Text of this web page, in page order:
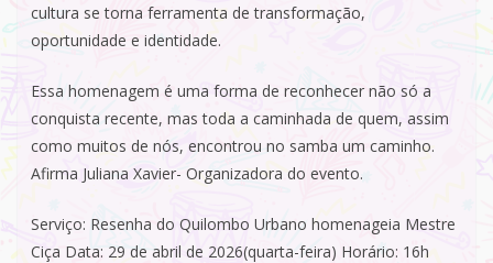
cultura se torna ferramenta de transformação,
oportunidade e identidade.
Essa homenagem é uma forma de reconhecer não só a
conquista recente, mas toda a caminhada de quem, assim
como muitos de nós, encontrou no samba um caminho.
Afirma Juliana Xavier- Organizadora do evento.
Serviço: Resenha do Quilombo Urbano homenageia Mestre
Ciça Data: 29 de abril de 2026(quarta-feira) Horário: 16h